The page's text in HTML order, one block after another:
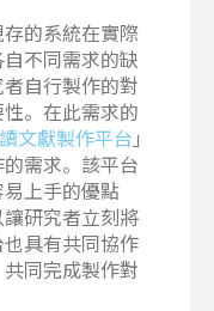
的系統在實際
不同需求的缺
自行製作的對
。在此需求的
文獻製作平台 」
需求。該平台
上手的優點
研究者立刻將
具有共同協作
同完成製作對